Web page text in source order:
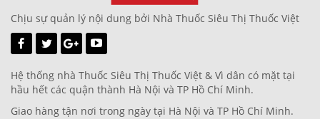
Chịu sự quản lý nội dung bởi Nhà Thuốc Siêu Thị Thuốc Việt
Hệ thống nhà Thuốc Siêu Thị Thuốc Việt & Vì dân có mặt tại
hầu hết các quận thành Hà Nội và TP Hồ Chí Minh.
Giao hàng tận nơi trong ngày tại Hà Nội và TP Hồ Chí Minh.